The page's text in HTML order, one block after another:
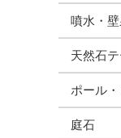
噴水・壁
天然石
ポール
庭石